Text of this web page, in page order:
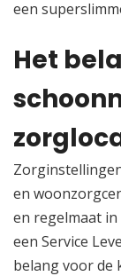
een
Het
en
en regelmaat
een Service
belang voor de